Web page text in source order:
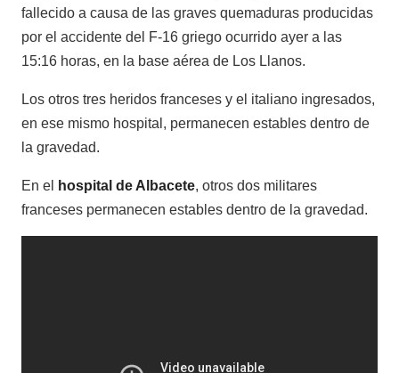
fallecido a causa de las graves quemaduras producidas
por el accidente del F-16 griego ocurrido ayer a las
15:16 horas, en la base aérea de Los Llanos.
Los otros tres heridos franceses y el italiano ingresados,
en ese mismo hospital, permanecen estables dentro de
la gravedad.
En el hospital de Albacete, otros dos militares
franceses permanecen estables dentro de la gravedad.